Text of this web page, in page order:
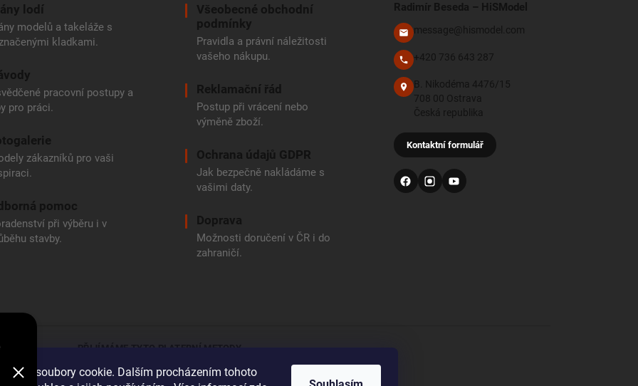
soubory cookie. Dalším procházením tohoto
lodí
modelů a takeláže s
kladkami.
pracovní postupy a
pro práci.
zákazníků pro vaši
pomoc
při výběru i v
stavby.
Všeobecné obchodní
podmínky
Pravidla a právní náležitosti
vašeho nákupu.
Reklamační řád
Postup při vrácení nebo
výměně zboží.
Ochrana údajů GDPR
Jak bezpečně nakládáme s
vašimi daty.
Doprava
Možnosti doručení v ČR i do
zahraničí.
Radimír Beseda – HiSModel
message@hismodel.com
+420 736 643 287
B. Nikodéma 4476/15
708 00 Ostrava
Česká republika
Kontaktní formulář
PŘIJÍMÁME TYTO PLATEBNÍ METODY
Bankovní převod